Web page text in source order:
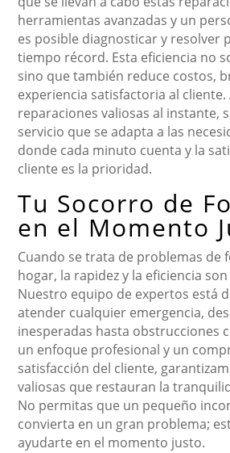
herramientas avanzadas y un
es posible diagnosticar y resolver
tiempo récord. Esta eficiencia no
sino que también reduce costos,
experiencia satisfactoria al cliente.
reparaciones valiosas al instante,
servicio que se adapta a las
donde cada minuto cuenta y la
cliente es la prioridad.
Tu Socorro de
en el Momento
Cuando se trata de problemas de
hogar, la rapidez y la eficiencia
Nuestro equipo de expertos está
atender cualquier emergencia,
inesperadas hasta obstrucciones
un enfoque profesional y un
satisfacción del cliente,
valiosas que restauran la
No permitas que un pequeño
convierta en un gran problema;
ayudarte en el momento justo.